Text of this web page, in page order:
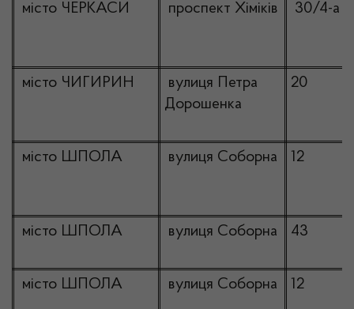
місто ЧЕРКАСИ проспект Хіміків 30/4-а
місто ЧИГИРИН
вулиця Петра
Дорошенка
20
місто ШПОЛА вулиця Соборна 12
місто ШПОЛА вулиця Соборна 43
місто ШПОЛА вулиця Соборна 12